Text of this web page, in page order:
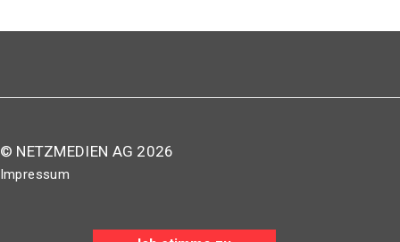
© NETZMEDIEN AG 2026
Impressum